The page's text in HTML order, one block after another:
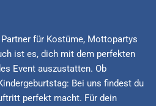
für Kostüme, Mottopartys
ist es, dich mit dem perfekten
Event auszustatten. Ob
Bei uns findest du
perfekt macht. Für dein